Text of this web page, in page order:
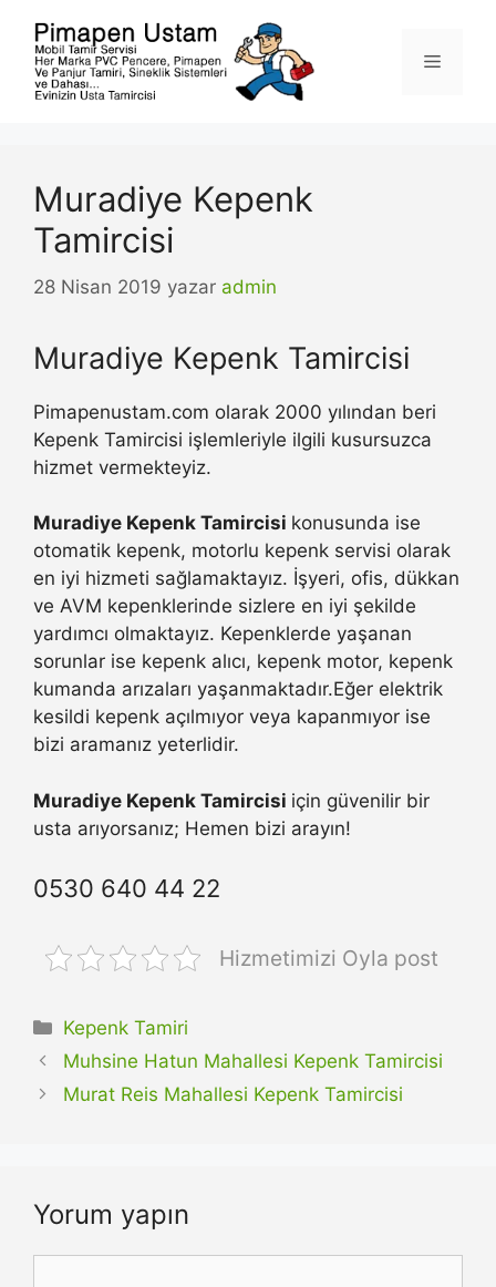
Menü
Muradiye Kepenk
Tamircisi
28 Nisan 2019 yazar admin
Muradiye Kepenk Tamircisi
Pimapenustam.com olarak 2000 yılından beri
Kepenk Tamircisi işlemleriyle ilgili kusursuzca
hizmet vermekteyiz.
Muradiye Kepenk Tamircisi konusunda ise
otomatik kepenk, motorlu kepenk servisi olarak
en iyi hizmeti sağlamaktayız. İşyeri, ofis, dükkan
ve AVM kepenklerinde sizlere en iyi şekilde
yardımcı olmaktayız. Kepenklerde yaşanan
sorunlar ise kepenk alıcı, kepenk motor, kepenk
kumanda arızaları yaşanmaktadır.Eğer elektrik
kesildi kepenk açılmıyor veya kapanmıyor ise
bizi aramanız yeterlidir.
Muradiye Kepenk Tamircisi için güvenilir bir
usta arıyorsanız; Hemen bizi arayın!
0530 640 44 22
Hizmetimizi Oyla post
Kategoriler
Kepenk Tamiri
Muhsine Hatun Mahallesi Kepenk Tamircisi
Murat Reis Mahallesi Kepenk Tamircisi
Yorum yapın